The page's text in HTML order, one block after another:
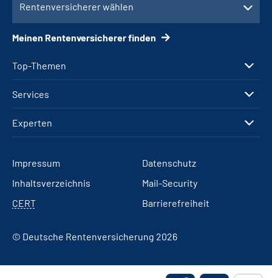
Top-Themen
Services
Experten
Rentenversicherer wählen
Meinen Rentenversicherer finden
Impressum
Datenschutz
Inhaltsverzeichnis
Mail-Security
CERT
Barrierefreiheit
© Deutsche Rentenversicherung 2026